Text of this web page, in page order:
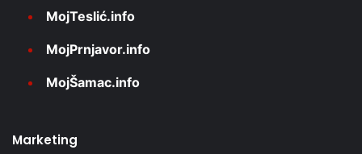
MojTeslić.info
MojPrnjavor.info
MojŠamac.info
Marketing